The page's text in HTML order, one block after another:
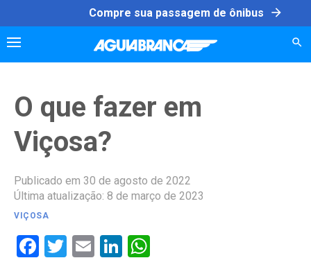
to
content
Compre sua passagem de ônibus arrow_forward
O que fazer em
Viçosa?
Publicado em 30 de agosto de 2022
Última atualização: 8 de março de 2023
VIÇOSA
Facebook
Twitter
EmailLinkedIn